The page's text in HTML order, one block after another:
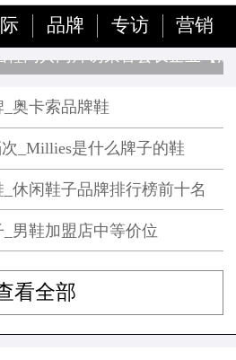
品牌 专访 营销
奥卡索品牌鞋
_Millies是什么牌子的鞋
休闲鞋子品牌排行榜前十名
男鞋加盟店中等价位
看全部